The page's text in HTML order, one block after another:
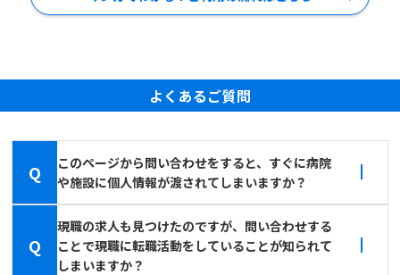
よくあるご質問
Q
このページから問い合わせをすると、すぐに病院
や施設に個人情報が渡されてしまいますか？
Q
現職の求人も見つけたのですが、問い合わせする
ことで現職に転職活動をしていることが知られて
しまいますか？